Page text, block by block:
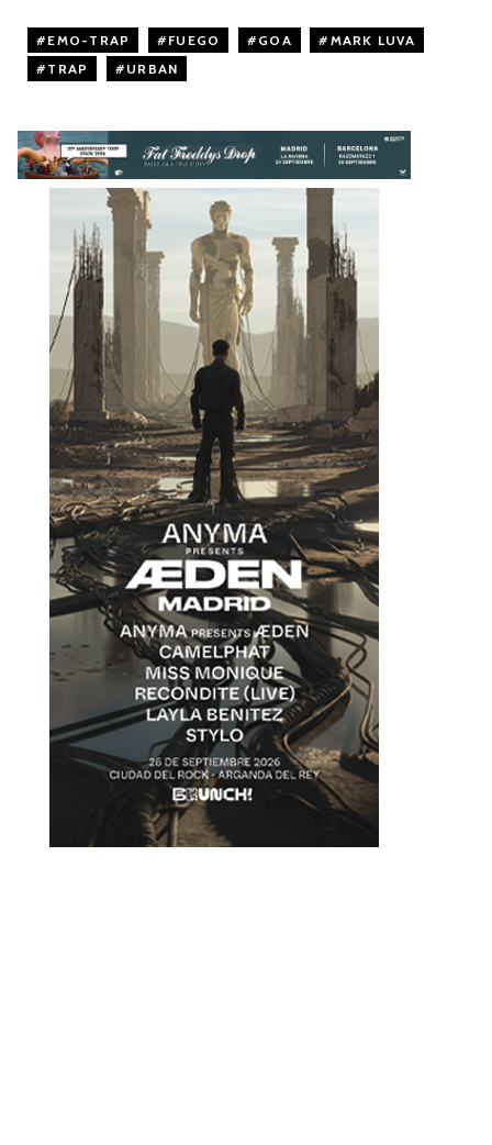
EMO-TRAP FUEGO GOA MARK LUVA
TRAP
URBAN